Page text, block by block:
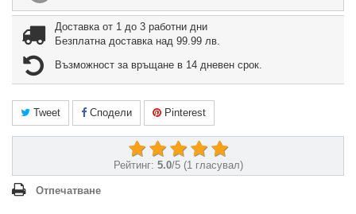
Доставка от 1 до 3 работни дни
Безплатна доставка над 99.99 лв.
Възможност за връщане в 14 дневен срок.
Tweet Сподели Pinterest
Рейтинг: 5.0/5(1гласувал)
Отпечатване